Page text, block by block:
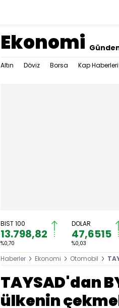
Ekonomi
Altın Döviz Borsa Kap Haberleri
BIST 100
13.798,82
%0,70
DOLAR
47,6515
%0,03
Haberler Ekonomi Otomobil
TAYSAD'dan
ülkenin